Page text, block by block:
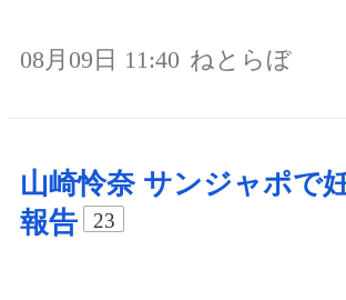
08月09日 11:40 ねとらぼ
山崎怜奈 サンジャポで
報告
23